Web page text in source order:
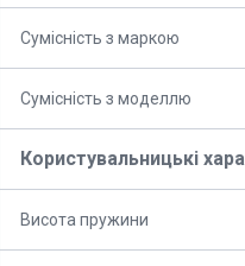
Сумісність з маркою
Сумісність з моделлю
Користувальницькі
Висота пружини